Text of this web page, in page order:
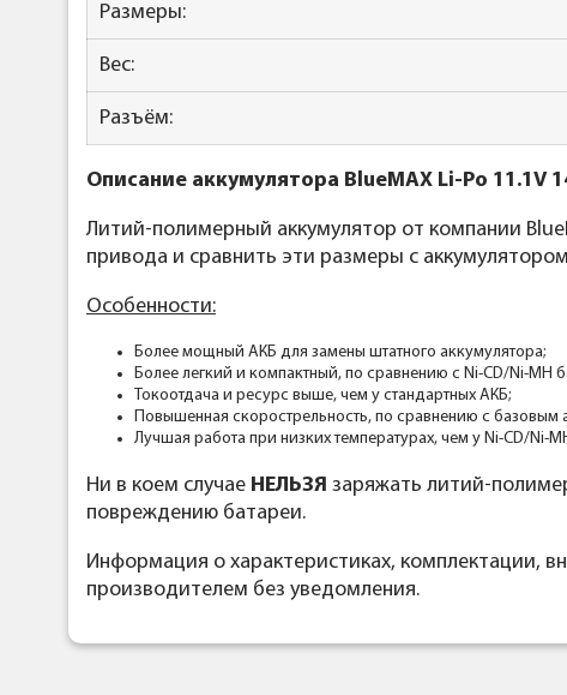
Размеры:
Вес:
Разъём:
Описание аккумулятора BlueMAX Li-Po 11.1V
Литий-полимерный аккумулятор от компании
привода и сравнить эти размеры с
Особенности:
Более мощный АКБ для замены штатного аккумулятора;
Более легкий и компактный, по сравнению с Ni-CD/Ni-MH
Токоотдача и ресурс выше, чем у стандартных АКБ;
Повышенная скорострельность, по сравнению с базовым
Лучшая работа при низких температурах, чем у Ni-CD/Ni-
Ни в коем случае НЕЛЬЗЯ заряжать литий-
повреждению батареи.
Информация о характеристиках, комплектации,
производителем без уведомления.